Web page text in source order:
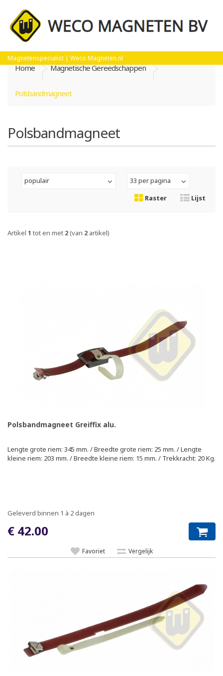
Magnetenspecialist | Weco Magneten.nl
Home Magnetische Gereedschappen
Polsbandmagneet
Polsbandmagneet
populair
33 per pagina
Raster
Lijst
Artikel 1 tot en met 2(van 2 artikel)
Polsbandmagneet Greiffix alu.
Lengte grote riem: 345 mm. / Breedte grote riem: 25 mm. / Lengte
kleine riem: 203 mm. / Breedte kleine riem: 15 mm. / Trekkracht: 20 Kg.
Geleverd binnen 1 à 2 dagen
€ 42.00
Favoriet Vergelijk